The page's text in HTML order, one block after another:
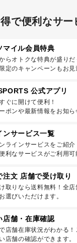
で便利なサー
マイル会員特典
らオトクな特典が盛りだ
定のキャンペーンもお見
公式アプリ
ぐに開けて便利！
ポンや最新情報をお知ら
ンサービス一覧
ラインサービスをご紹
利なサービスがご利用可
注文 店舗で受け取り
取りなら送料無料！全
選びいただけます。
店舗・在庫確認
店舗在庫状況がわかる
店舗の確認ができます。